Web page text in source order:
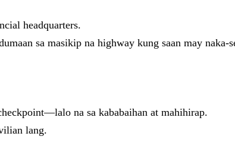
headquarters.
sa masikip na highway kung saan may naka-
na sa kababaihan at mahihirap.
lang.